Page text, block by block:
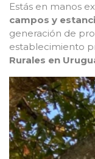
Estás en manos
campos y
generación de
establecimiento
Rurales en